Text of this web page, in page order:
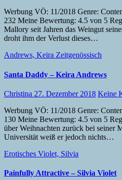
Werbung VÖ: 11/2018 Genre: Contemporary Seitenanzahl/Print:
232 Meine Bewertung: 4.5 von 5
Mallory seit Jahren das Weingut
droht ihm der Verlust dieses…
Andrews, Keira Zeitgenössisch
Santa Daddy – Keira Andrews
Christina 27. Dezember 2018 Keine
Werbung VÖ: 11/2018 Genre: Contemporary Seitenanzahl/Print:
130 Meine Bewertung: 4.5 von 5
über Weihnachten zurück bei seiner
Universität weiß er jedoch nichts…
Erotisches Violet, Silvia
Painfully Attractive – Silvia Violet